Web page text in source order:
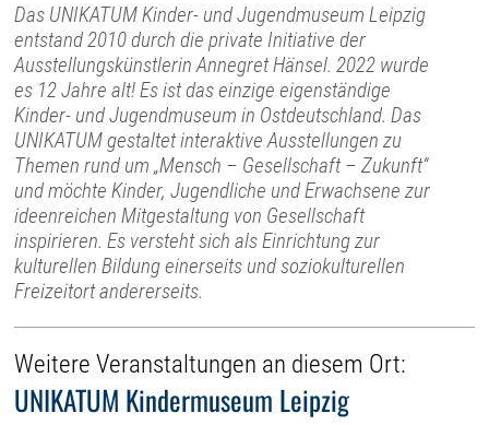
Das UNIKATUM Kinder- und Jugendmuseum Leipzig
entstand 2010 durch die private Initiative der
Ausstellungskünstlerin Annegret Hänsel. 2022 wurde
es 12 Jahre alt! Es ist das einzige eigenständige
Kinder- und Jugendmuseum in Ostdeutschland. Das
UNIKATUM gestaltet interaktive Ausstellungen zu
Themen rund um „Mensch – Gesellschaft – Zukunft“
und möchte Kinder, Jugendliche und Erwachsene zur
ideenreichen Mitgestaltung von Gesellschaft
inspirieren. Es versteht sich als Einrichtung zur
kulturellen Bildung einerseits und soziokulturellen
Freizeitort andererseits.
Weitere Veranstaltungen an diesem Ort:
UNIKATUM Kindermuseum Leipzig